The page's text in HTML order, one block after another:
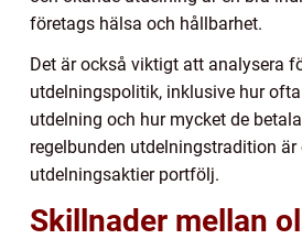
företags hälsa och hållbarhet.
Det är också viktigt att analysera
utdelningspolitik, inklusive hur
utdelning och hur mycket de
regelbunden utdelningstradition är
utdelningsaktier portfölj.
Skillnader mellan